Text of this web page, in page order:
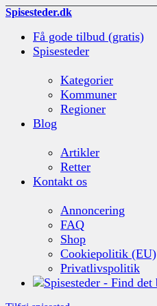
Spisesteder.dk
Få gode tilbud (gratis)
Spisesteder
Kategorier
Kommuner
Regioner
Blog
Artikler
Retter
Kontakt os
Annoncering
FAQ
Shop
Cookiepolitik (EU)
Privatlivspolitik